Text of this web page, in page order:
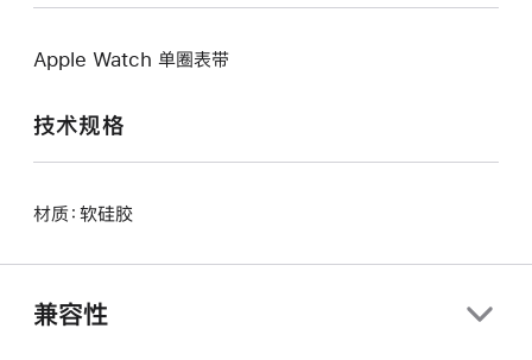
Apple Watch 单圈表带
技术规格
材质：软硅胶
兼容性